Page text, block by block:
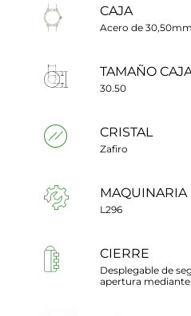
CAJA
Acero de 30,50mm
TAMAÑO
30.50
CRISTAL
Zafiro
MAQUINARIA
L296
CIERRE
Desplegable de
apertura